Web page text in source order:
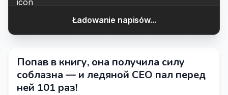
Ładowanie napisów...
Попав в книгу, она получила силу
соблазна — и ледяной CEO пал перед
ней 101 раз!